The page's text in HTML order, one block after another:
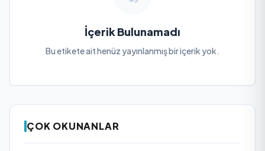
İçerik Bulunamadı
Bu etikete ait henüz yayınlanmış bir içerik yok.
ÇOK OKUNANLAR